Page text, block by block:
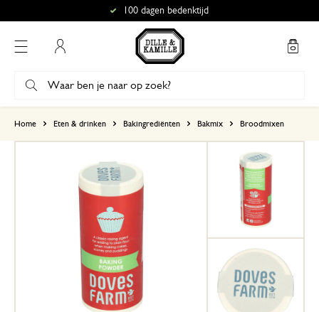
100 dagen bedenktijd
Home Eten & drinken Bakingrediënten Bakmix Broodmixen